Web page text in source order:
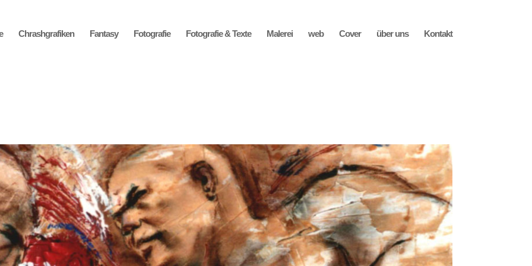
Chrashgrafiken Fantasy Fotografie Fotografie & Texte Malerei web Cover über uns Kontakt